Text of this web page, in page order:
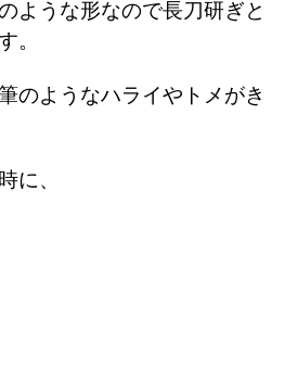
ような形なので長刀研ぎと
。
のようなハライやトメがき
に、